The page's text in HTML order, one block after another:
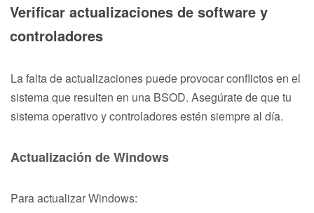
Verificar actualizaciones de software y
controladores
La falta de actualizaciones puede provocar conflictos en el
sistema que resulten en una BSOD. Asegúrate de que tu
sistema operativo y controladores estén siempre al día.
Actualización de Windows
Para actualizar Windows: